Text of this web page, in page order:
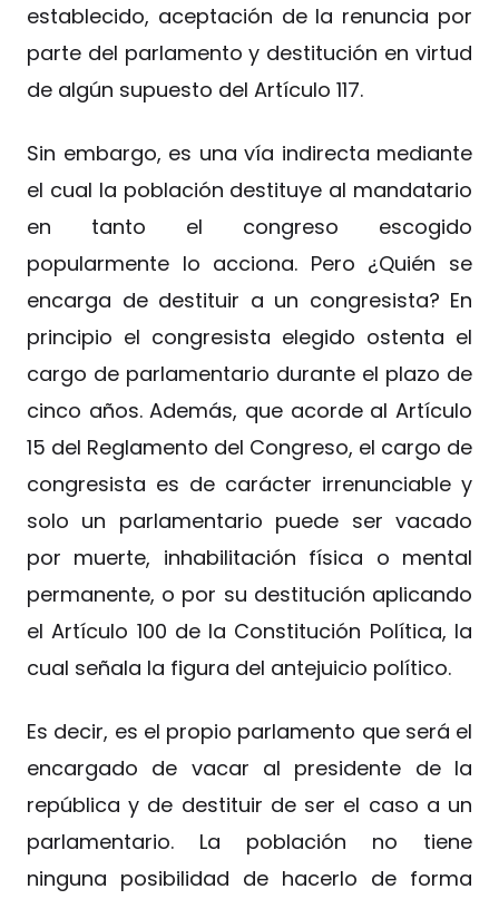
establecido, aceptación de la renuncia por
parte del parlamento y destitución en virtud
de algún supuesto del Artículo 117.
Sin embargo, es una vía indirecta mediante
el cual la población destituye al mandatario
en tanto el congreso escogido
popularmente lo acciona. Pero ¿Quién se
encarga de destituir a un congresista? En
principio el congresista elegido ostenta el
cargo de parlamentario durante el plazo de
cinco años. Además, que acorde al Artículo
15 del Reglamento del Congreso, el cargo de
congresista es de carácter irrenunciable y
solo un parlamentario puede ser vacado
por muerte, inhabilitación física o mental
permanente, o por su destitución aplicando
el Artículo 100 de la Constitución Política, la
cual señala la figura del antejuicio político.
Es decir, es el propio parlamento que será el
encargado de vacar al presidente de la
república y de destituir de ser el caso a un
parlamentario. La población no tiene
ninguna posibilidad de hacerlo de forma